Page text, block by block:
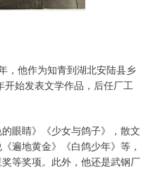
，他作为知青到湖北安陆县乡
始发表文学作品，后任厂工
眼睛》《少女与鸽子》，散文
遍地黄金》《白鸽少年》等，
等奖项。此外，他还是武钢厂